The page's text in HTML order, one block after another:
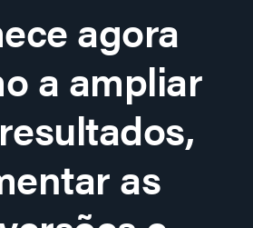
agora
a ampliar
as